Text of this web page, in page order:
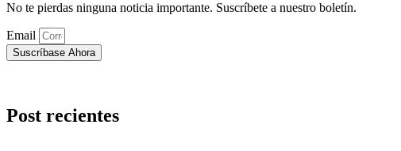
No te pierdas ninguna noticia importante. Suscríbete a nuestro boletín.
Email
Suscríbase Ahora
Post recientes